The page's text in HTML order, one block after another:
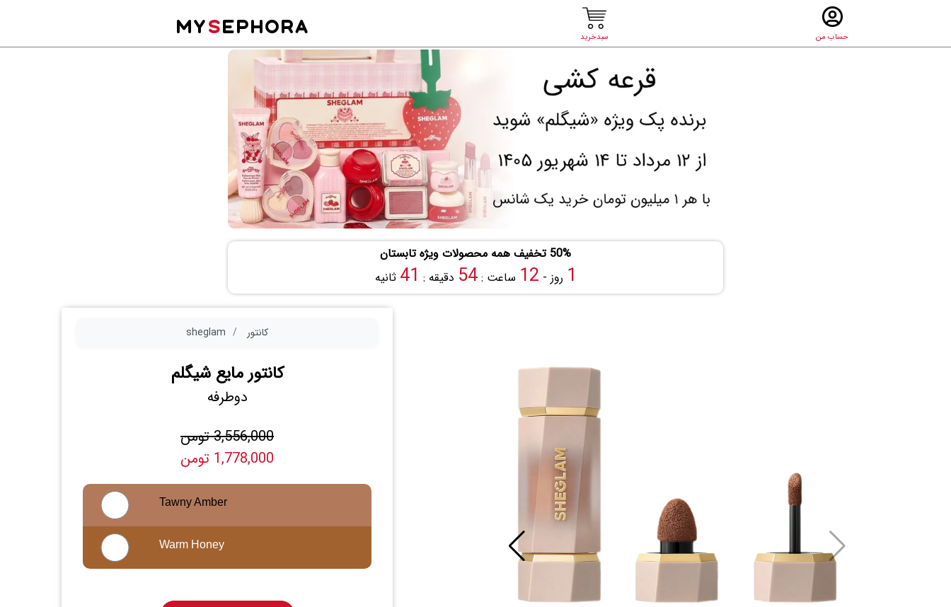
حساب من سبدخرید
MYSEPHORA
50% تخفیف همه محصولات ویژه تابستان
1 روز - 12 ساعت :54 دقیقه : 40 ثانیه
کانتور sheglam
کانتور مایع شیگلم
دوطرفه
3,556,000 تومن
1,778,000 تومن
Tawny Amber
Warm Honey